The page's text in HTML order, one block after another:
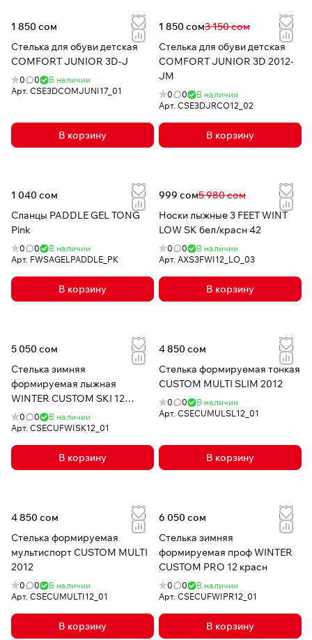
1 850 сом
Стелька для обуви детская
COMFORT JUNIOR 3D-J
0 0
В наличии
Арт. CSE3DCOMJUNI17_01
В корзину
1 850 сом3 150 сом
Стелька для обуви детская
COMFORT JUNIOR 3D 2012-
JM
0 0
В наличии
Арт. CSE3DJRCO12_02
В корзину
1 040 сом
Сланцы PADDLE GEL TONG
Pink
0 0
В наличии
Арт. FWSAGELPADDLE_PK
В корзину
999 сом5 980 сом
Носки лыжные 3 FEET WINT
LOW SK бел/красн 42
0 0
В наличии
Арт. AXS3FWI12_LO_03
В корзину
5 050 сом
Стелька зимняя
формируемая лыжная
WINTER CUSTOM SKI 12
красн
0 0
В наличии
Арт. CSECUFWISK12_01
В корзину
4 850 сом
Стелька формируемая тонкая
CUSTOM MULTI SLIM 2012
0 0
В наличии
Арт. CSECUMULSL12_01
В корзину
4 850 сом
Стелька формируемая
мультиспорт CUSTOM MULTI
2012
0 0
В наличии
Арт. CSECUMULTI12_01
В корзину
6 050 сом
Стелька зимняя
формируемая проф WINTER
CUSTOM PRO 12 красн
0 0
В наличии
Арт. CSECUFWIPR12_01
В корзину